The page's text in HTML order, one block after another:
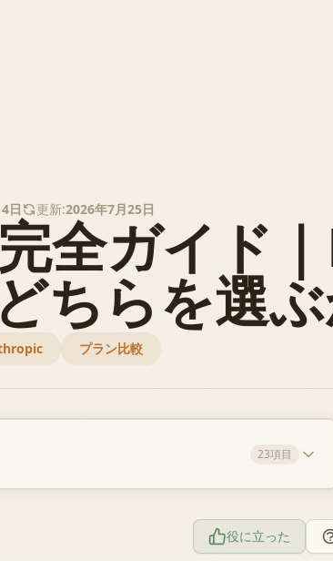
日 更新:2026年7月25日
全ガイド
ちらを選
プラン比較
23項目
役に立った